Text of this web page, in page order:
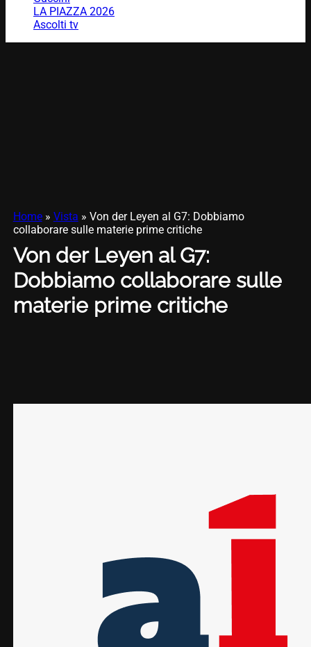
LA PIAZZA 2026
Ascolti tv
Home» Vista » Von der Leyen al G7: Dobbiamo
collaborare sulle materie prime critiche
Von der Leyen al G7:
Dobbiamo collaborare sulle
materie prime critiche